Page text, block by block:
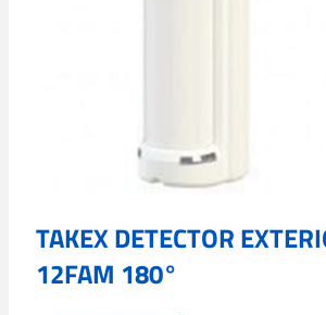
TAKEX DETECTOR
12FAM 180°